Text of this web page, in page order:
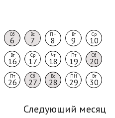
Сб
6
Вс
7
ПН
8
Вт
9
Ср
10
Вт
16
Ср
17
Чт
18
Пт
19
Сб
20
Пт
26
Сб
27
Вс
28
ПН
29
Вт
30
Следующий месяц